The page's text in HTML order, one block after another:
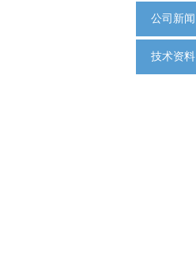
公司新闻
技术资料